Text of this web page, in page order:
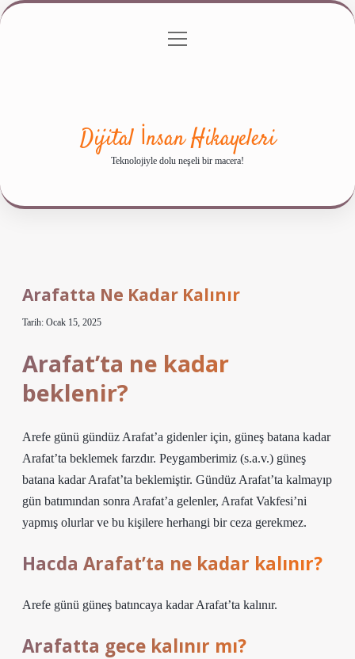
Gizlilik Politikası
menüyü
Dijital İnsan Hikayeleri
Teknolojiyle dolu neşeli bir macera!
Arafatta Ne Kadar Kalınır
Tarih: Ocak 15, 2025
Arafat’ta ne kadar
beklenir?
Arefe günü gündüz Arafat’a gidenler için, güneş batana kadar
Arafat’ta beklemek farzdır. Peygamberimiz (s.a.v.) güneş
batana kadar Arafat’ta beklemiştir. Gündüz Arafat’ta kalmayıp
gün batımından sonra Arafat’a gelenler, Arafat Vakfesi’ni
yapmış olurlar ve bu kişilere herhangi bir ceza gerekmez.
Hacda Arafat’ta ne kadar kalınır?
Arefe günü güneş batıncaya kadar Arafat’ta kalınır.
Arafatta gece kalınır mı?